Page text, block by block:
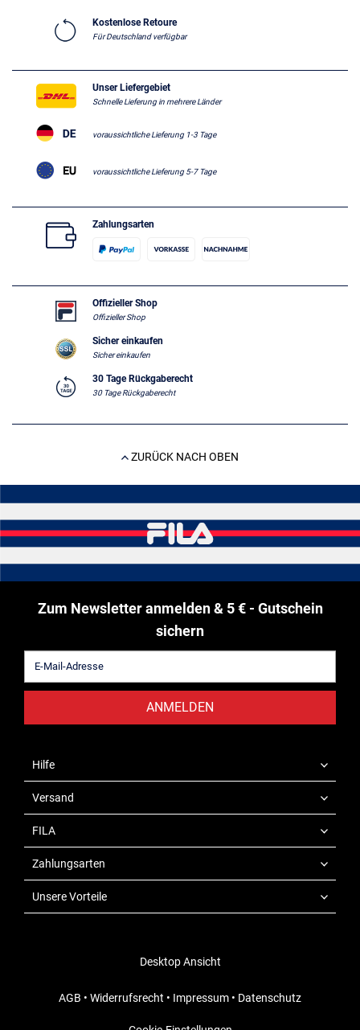
Kostenlose Retoure
Für Deutschland verfügbar
Unser Liefergebiet
Schnelle Lieferung in mehrere Länder
voraussichtliche Lieferung 1-3 Tage
voraussichtliche Lieferung 5-7 Tage
Zahlungsarten
Offizieller Shop
Offizieller Shop
Sicher einkaufen
Sicher einkaufen
30 Tage Rückgaberecht
30 Tage Rückgaberecht
ZURÜCK NACH OBEN
Zum Newsletter anmelden & 5 € - Gutschein
sichern
ANMELDEN
Hilfe
Versand
FILA
Zahlungsarten
Unsere Vorteile
Desktop Ansicht
AGB • Widerrufsrecht • Impressum • Datenschutz